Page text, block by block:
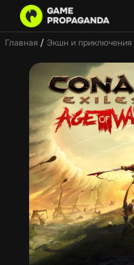
Главная / Экшн и приключения